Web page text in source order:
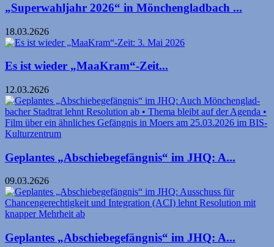
„Superwahljahr 2026“ in Mönchengladbach ...
18.03.2626
Es ist wieder „MaaKram“-Zeit...
12.03.2626
Geplantes „Abschiebegefängnis“ im JHQ: A...
09.03.2626
Geplantes „Abschiebegefängnis“ im JHQ: A...